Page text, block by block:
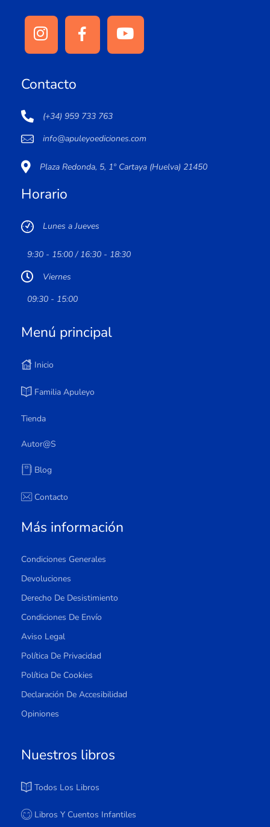
Contacto
(+34) 959 733 763
info@apuleyoediciones.com
Plaza Redonda, 5, 1º Cartaya (Huelva) 21450
Horario
Lunes a Jueves
9:30 - 15:00 / 16:30 - 18:30
Viernes
09:30 - 15:00
Menú principal
Inicio
Familia Apuleyo
Tienda
Autor@s
Blog
Contacto
Más información
Condiciones Generales
Devoluciones
Derecho De Desistimiento
Condiciones De Envío
Aviso Legal
Política De Privacidad
Política De Cookies
Declaración De Accesibilidad
Opiniones
Nuestros libros
Todos Los Libros
Libros Y Cuentos Infantiles